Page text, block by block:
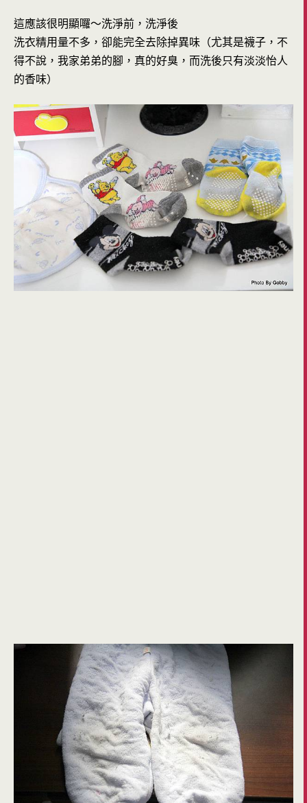
這應該很明顯囉～洗淨前，洗淨後
洗衣精用量不多，卻能完全去除掉異味（尤其是襪子，不
得不說，我家弟弟的腳，真的好臭，而洗後只有淡淡怡人
的香味）